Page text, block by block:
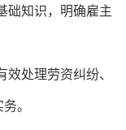
础知识，明确雇主
效处理劳资纠纷、
。